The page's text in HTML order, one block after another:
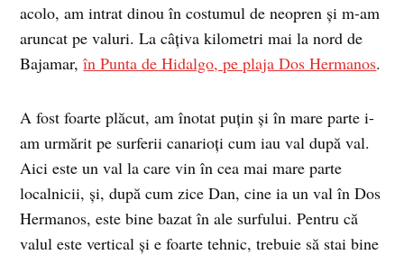
acolo, am intrat dinou în costumul de neopren şi m-am
aruncat pe valuri. La câţiva kilometri mai la nord de
Bajamar,în Punta de Hidalgo, pe plaja Dos Hermanos.
A fost foarte plăcut, am înotat puţin şi în mare parte i-
am urmărit pe surferii canarioţi cum iau val după val.
Aici este un val la care vin în cea mai mare parte
localnicii, şi, după cum zice Dan, cine ia un val în Dos
Hermanos, este bine bazat în ale surfului. Pentru că
valul este vertical şi e foarte tehnic, trebuie să stai bine